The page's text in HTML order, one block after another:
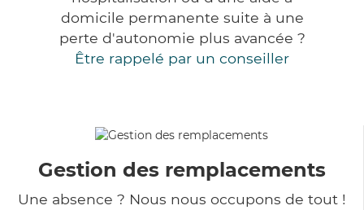
domicile permanente suite à une
perte d'autonomie plus avancée ?
Être rappelé par un conseiller
Gestion des remplacements
Une absence ? Nous nous occupons de tout !